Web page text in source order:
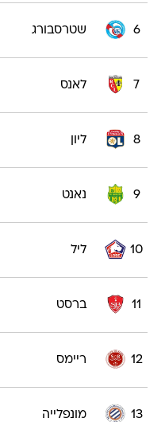
6 שטרסבורג
7 לאנס
8 ליון
9 נאנט
10 ליל
11 ברסט
12 ריימס
13 מונפלייה